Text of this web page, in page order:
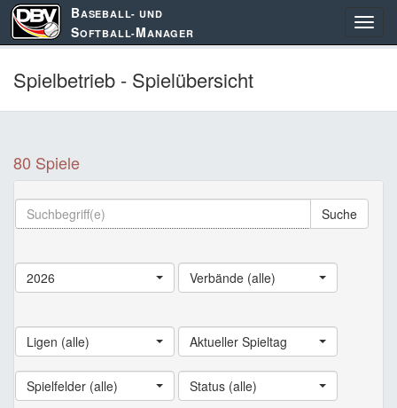
BASEBALL- UND
SOFTBALL-MANAGER
Spielbetrieb - Spielübersicht
80 Spiele
Suche
2026 Verbände (alle)
Ligen (alle) Aktueller Spieltag
Spielfelder (alle) Status (alle)